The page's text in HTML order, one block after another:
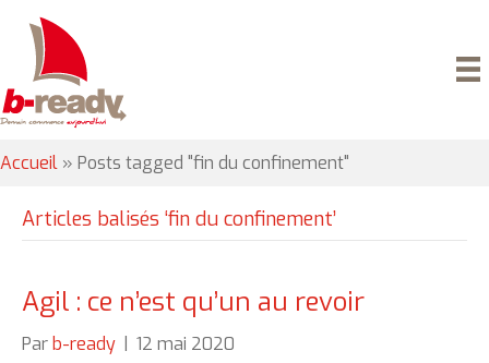
Accueil » Posts tagged "fin du confinement"
Articles balisés ‘fin du confinement’
Agil : ce n’est qu’un au revoir
Par b-ready 12 mai 2020